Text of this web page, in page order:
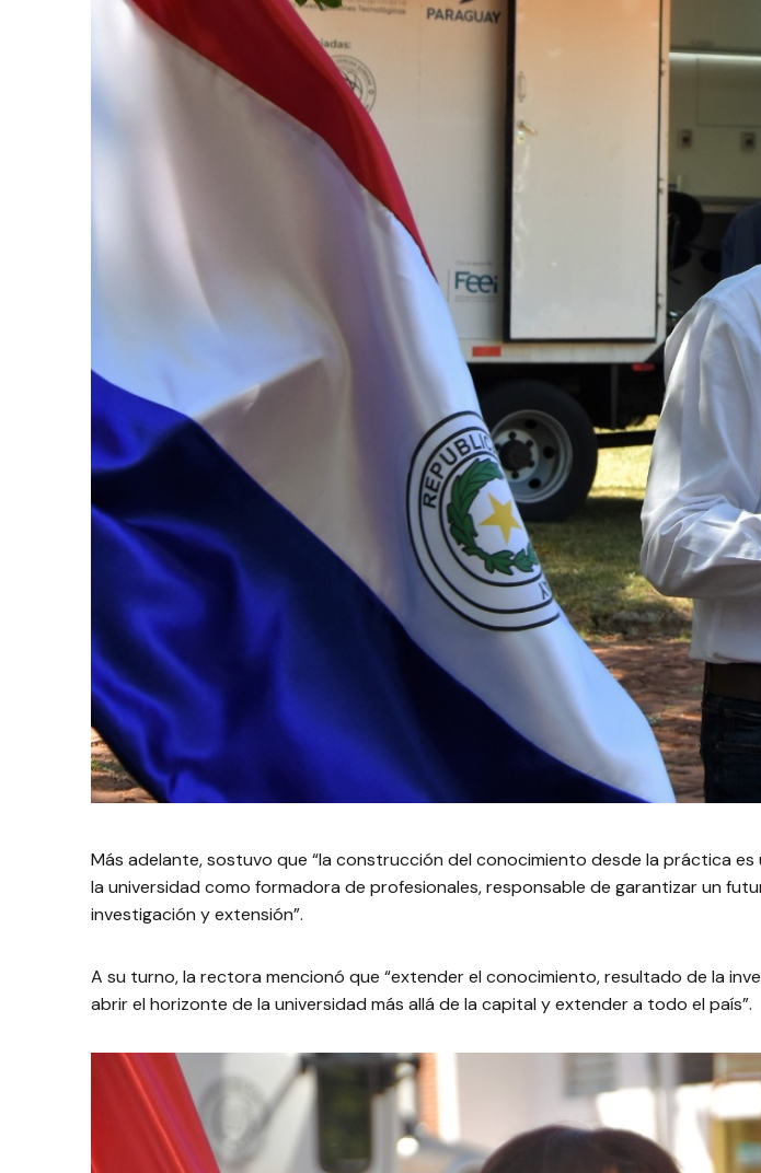
Más adelante, sostuvo que “la construcción del conocimiento desde la práctica
la universidad como formadora de profesionales, responsable de garantizar un
investigación y extensión”.
A su turno, la rectora mencionó que “extender el conocimiento, resultado de la
abrir el horizonte de la universidad más allá de la capital y extender a todo el país”.